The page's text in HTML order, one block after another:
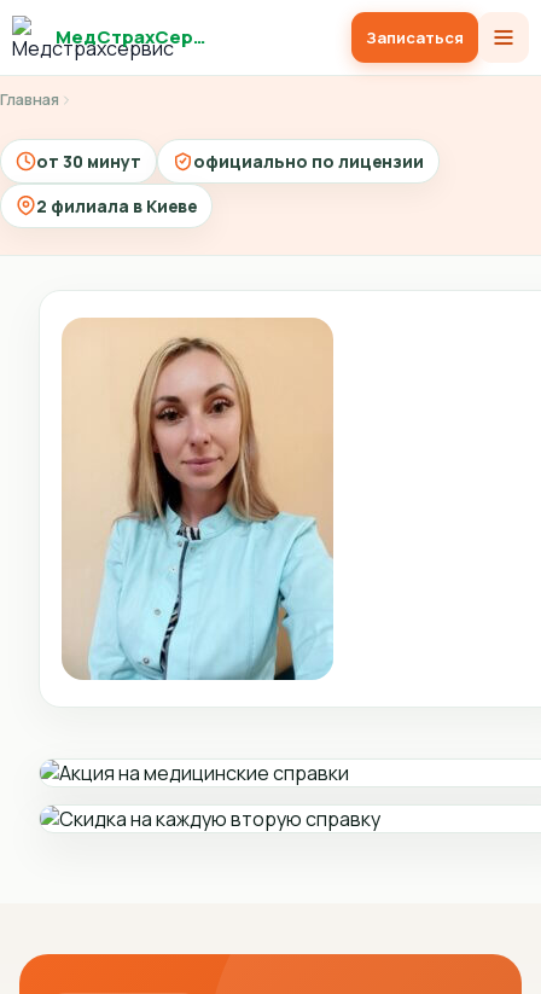
МедСтрахСервис Записаться
Главная
от 30 минут
официально по лицензии
2 филиала в Киеве